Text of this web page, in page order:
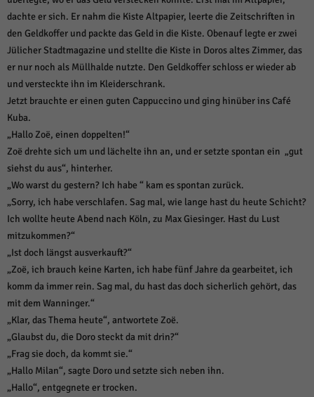
dachte er sich. Er nahm die Kiste Altpapier, leerte die Zeitschriften in
den Geldkoffer und packte das Geld in die Kiste. Obenauf legte er zwei
Jülicher Stadtmagazine und stellte die Kiste in Doros altes Zimmer, das
er nur noch als Müllhalde nutzte. Den Geldkoffer schloss er wieder ab
und versteckte ihn im Kleiderschrank.
Jetzt brauchte er einen guten Cappuccino und ging hinüber ins Café
Kuba.
„Hallo Zoë, einen doppelten!“
Zoë drehte sich um und lächelte ihn an, und er setzte spontan ein „gut
siehst du aus“, hinterher.
„Wo warst du gestern? Ich habe “ kam es spontan zurück.
„Sorry, ich habe verschlafen. Sag mal, wie lange hast du heute Schicht?
Ich wollte heute Abend nach Köln, zu Max Giesinger. Hast du Lust
mitzukommen?“
„Ist doch längst ausverkauft?“
„Zoë, ich brauch keine Karten, ich habe fünf Jahre da gearbeitet, ich
komm da immer rein. Sag mal, du hast das doch sicherlich gehört, das
mit dem Wanninger.“
„Klar, das Thema heute“, antwortete Zoë.
„Glaubst du, die Doro steckt da mit drin?“
„Frag sie doch, da kommt sie.“
„Hallo Milan“, sagte Doro und setzte sich neben ihn.
„Hallo“, entgegnete er trocken.